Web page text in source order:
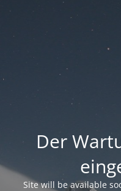
Der
Site will be available